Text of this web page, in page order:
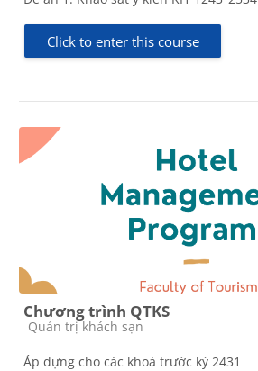
Click to enter this course
Chương trình QTKS
Course category
Quản trị khách sạn
Áp dựng cho các khoá trước kỳ 2431